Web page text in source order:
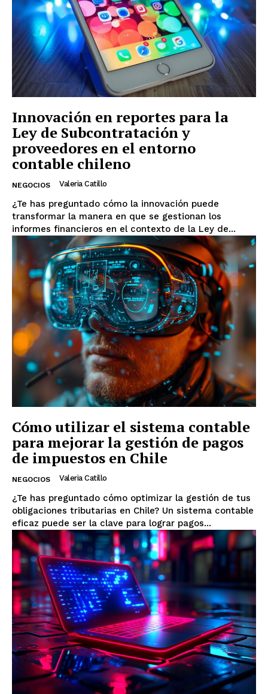
Innovación en reportes para la
Ley de Subcontratación y
proveedores en el entorno
contable chileno
NEGOCIOS Valeria Catillo
¿Te has preguntado cómo la innovación puede
transformar la manera en que se gestionan los
informes financieros en el contexto de la Ley de...
Cómo utilizar el sistema contable
para mejorar la gestión de pagos
de impuestos en Chile
NEGOCIOS Valeria Catillo
¿Te has preguntado cómo optimizar la gestión de tus
obligaciones tributarias en Chile? Un sistema contable
eficaz puede ser la clave para lograr pagos...